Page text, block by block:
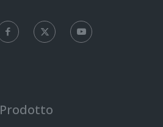
Prodotto